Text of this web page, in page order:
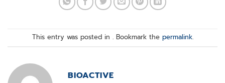
This entry was posted in . Bookmark the permalink.
BIOACTIVE